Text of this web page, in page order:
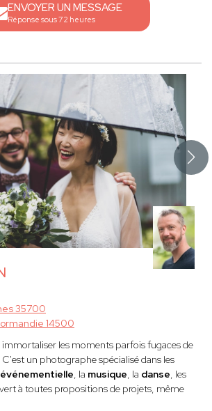
ENVOYER UN MESSAGE
Réponse sous 72 heures
35700
14500
immortaliser les moments parfois fugaces de
un photographe spécialisé dans les
, la musique, la danse, les
à toutes propositions de projets, même